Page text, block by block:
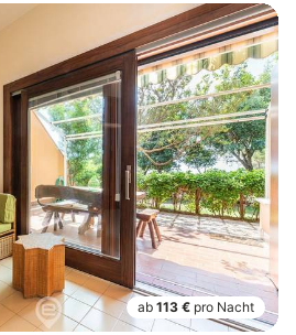
ab 113 € pro Nacht